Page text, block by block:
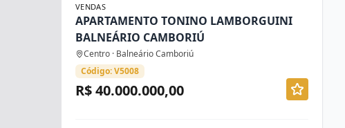
VENDAS
APARTAMENTO TONINO LAMBORGUINI
BALNEÁRIO CAMBORIÚ
Centro · Balneário Camboriú
Código: V5008
R$ 40.000.000,00